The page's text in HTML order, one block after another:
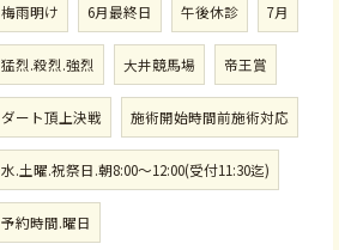
梅雨明け 6月最終日 午後休診 7月
猛烈.殺烈.強烈 大井競馬場 帝王賞
ダート頂上決戦 施術開始時間前施術対応
水.土曜.祝祭日.朝8:00〜12:00(受付11:30迄)
予約時間.曜日